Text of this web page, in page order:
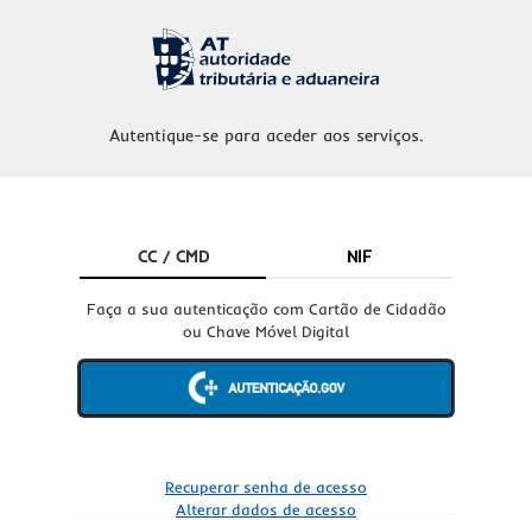
Autentique-se para aceder aos serviços.
CC / CMD NIF
Faça a sua autenticação com Cartão de Cidadão
ou Chave Móvel Digital
Recuperar senha de acesso
Alterar dados de acesso